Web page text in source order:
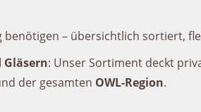
benötigen – übersichtlich sortiert,
Gläsern: Unser Sortiment deckt
der gesamten OWL-Region.